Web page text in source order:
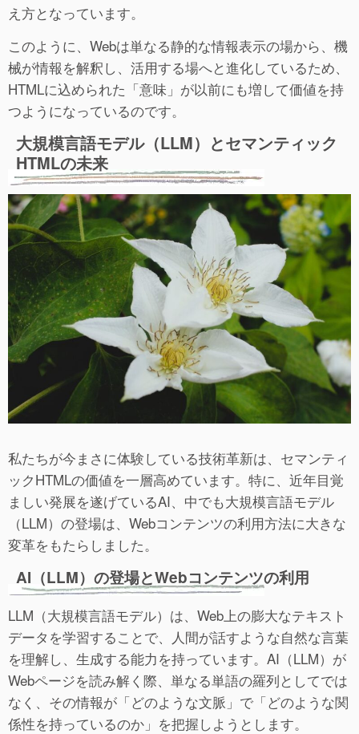
え方となっています。
このように、Webは単なる静的な情報表示の場から、機
械が情報を解釈し、活用する場へと進化しているため、
HTMLに込められた「意味」が以前にも増して価値を持
つようになっているのです。
大規模言語モデル（LLM）とセマンティック
HTMLの未来
私たちが今まさに体験している技術革新は、セマンティ
ックHTMLの価値を一層高めています。特に、近年目覚
ましい発展を遂げているAI、中でも大規模言語モデル
（LLM）の登場は、Webコンテンツの利用方法に大きな
変革をもたらしました。
AI（LLM）の登場とWebコンテンツの利用
LLM（大規模言語モデル）は、Web上の膨大なテキスト
データを学習することで、人間が話すような自然な言葉
を理解し、生成する能力を持っています。AI（LLM）が
Webページを読み解く際、単なる単語の羅列としてでは
なく、その情報が「どのような文脈」で「どのような関
係性を持っているのか」を把握しようとします。